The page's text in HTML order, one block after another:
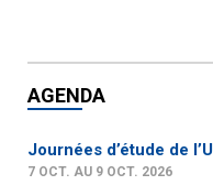
AGENDA
Journées d’étude de
7 OCT. AU 9 OCT. 2026